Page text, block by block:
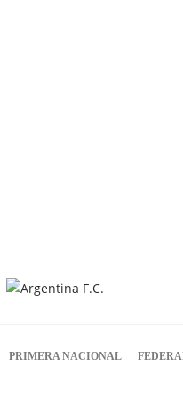
PRIMERA NACIONAL